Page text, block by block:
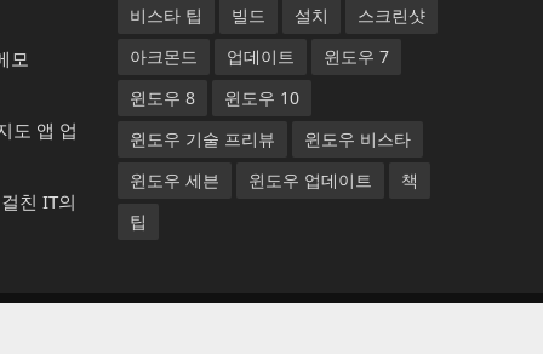
모
도 앱 업
친 IT의
비스타 팁
빌드 설치
스크린샷
아크몬드
업데이트
윈도우 7
윈도우 8
윈도우 10
윈도우 기술 프리뷰
윈도우 비스타
윈도우 세븐
윈도우 업데이트
책
팁